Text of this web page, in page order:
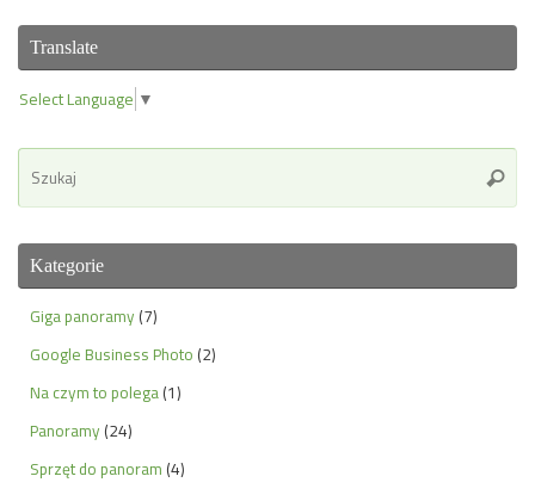
Translate
Select Language ▼
Kategorie
Giga panoramy (7)
Google Business Photo (2)
Na czym to polega (1)
Panoramy (24)
Sprzęt do panoram (4)